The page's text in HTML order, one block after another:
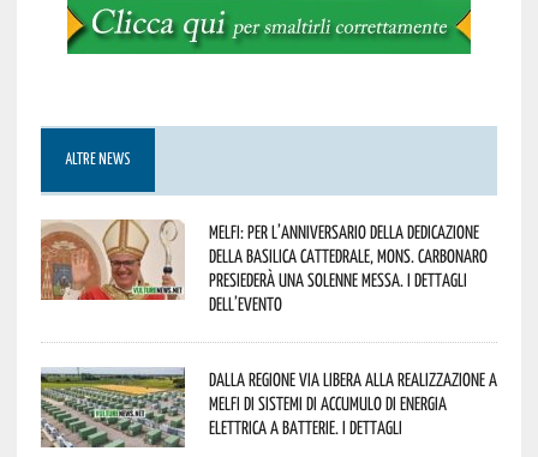
ALTRE NEWS
Melfi: per l’anniversario della Dedicazione
della Basilica Cattedrale, Mons. Carbonaro
presiederà una solenne messa. I dettagli
dell’evento
Dalla Regione via libera alla realizzazione a
Melfi di sistemi di accumulo di energia
elettrica a batterie. I dettagli